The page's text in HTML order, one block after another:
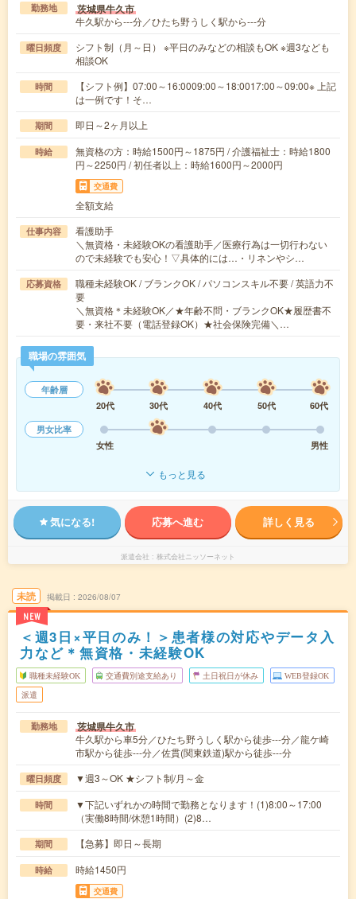
勤務地 茨城県牛久市
牛久駅から---分／ひたち野うしく駅から---分
曜日頻度
シフト制（月～日） ※平日のみなどの相談もOK ※週3なども
相談OK
時間
【シフト例】07:00～16:0009:00～18:0017:00～09:00※ 上記
は一例です！そ…
期間 即日～2ヶ月以上
時給
無資格の方：時給1500円～1875円 / 介護福祉士：時給1800
円～2250円 / 初任者以上：時給1600円～2000円
交通費
全額支給
仕事内容
看護助手
＼無資格・未経験OKの看護助手／医療行為は一切行わない
ので未経験でも安心！▽具体的には…・リネンやシ…
応募資格
職種未経験OK / ブランクOK / パソコンスキル不要 / 英語力不
要
＼無資格＊未経験OK／★年齢不問・ブランクOK★履歴書不
要・来社不要（電話登録OK）★社会保険完備＼…
職場の雰囲気
年齢層
20代
30代 40代 50代
60代
男女比率
女性
男性
もっと見る
気になる! 応募へ進む 詳しく見る
派遣会社 株式会社ニッソーネット
未読
NEW
掲載日 2026/08/07
＜週3日×平日のみ！＞患者様の対応やデータ入
力など＊無資格・未経験OK
職種未経験OK 交通費別途支給あり 土日祝日が休み WEB登録OK
派遣
勤務地 茨城県牛久市
牛久駅から車5分／ひたち野うしく駅から徒歩---分／龍ケ崎
市駅から徒歩---分／佐貫(関東鉄道)駅から徒歩---分
曜日頻度 ▼週3～OK ★シフト制/月～金
時間
▼下記いずれかの時間で勤務となります！(1)8:00～17:00
（実働8時間/休憩1時間）(2)8…
期間 【急募】即日～長期
時給 時給1450円
交通費